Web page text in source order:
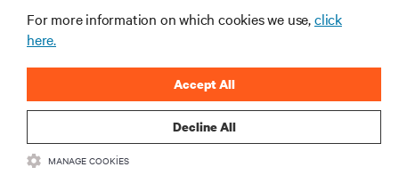
KURUMSAL
BIZIMLE ILETIŞIME GEÇIN
For more information on which cookies we use,click
here.
Decline All
Accept All
MANAGE COOKIES